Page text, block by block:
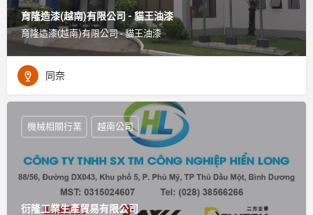
育隆造漆(越南)有限公司 - 貓王油漆
育隆造漆(越南)有限公司 - 貓王油漆
同奈
衍隆工業生產貿易有限公司
機械相關行業 越南公司